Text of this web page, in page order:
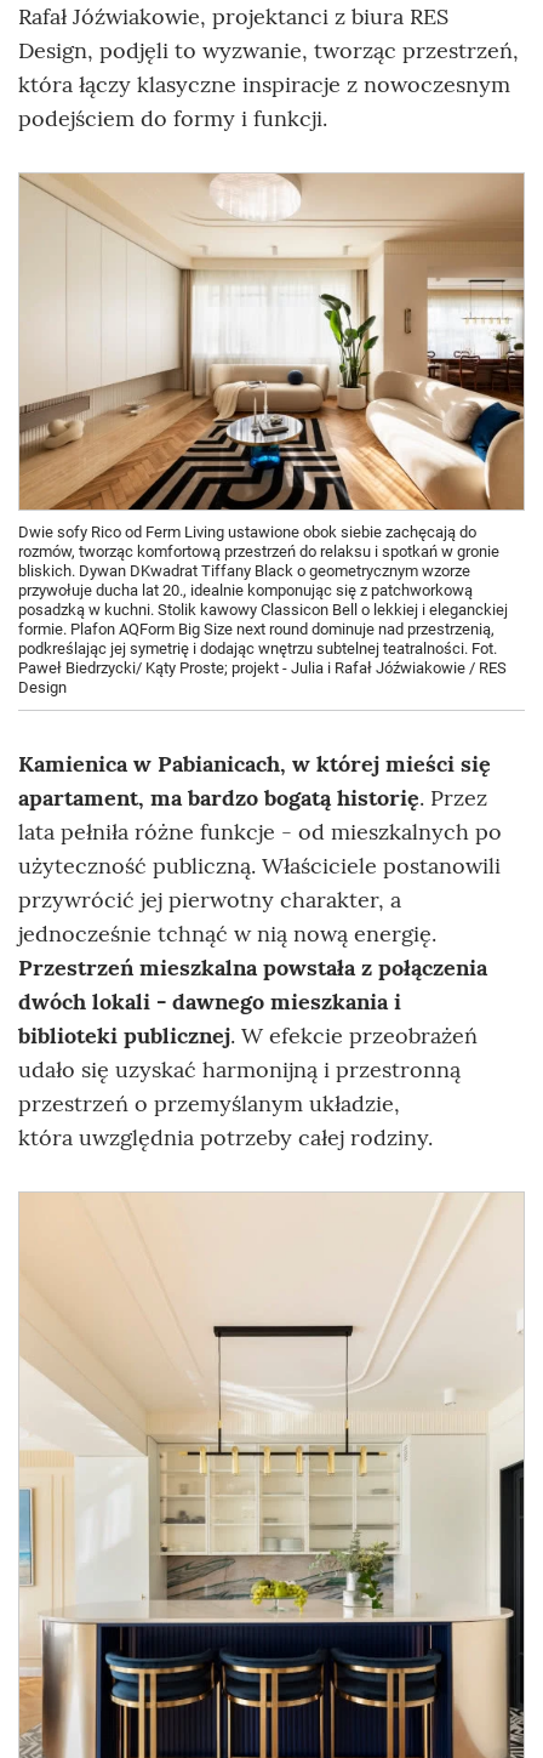
Rafał Jóźwiakowie, projektanci z biura RES
Design, podjęli to wyzwanie, tworząc przestrzeń,
która łączy klasyczne inspiracje z nowoczesnym
podejściem do formy i funkcji.
Dwie sofy Rico od Ferm Living ustawione obok siebie zachęcają do
rozmów, tworząc komfortową przestrzeń do relaksu i spotkań w gronie
bliskich. Dywan DKwadrat Tiffany Black o geometrycznym wzorze
przywołuje ducha lat 20., idealnie komponując się z patchworkową
posadzką w kuchni. Stolik kawowy Classicon Bell o lekkiej i eleganckiej
formie. Plafon AQForm Big Size next round dominuje nad przestrzenią,
podkreślając jej symetrię i dodając wnętrzu subtelnej teatralności. Fot.
Paweł Biedrzycki/ Kąty Proste; projekt - Julia i Rafał Jóźwiakowie / RES
Design
Kamienica w Pabianicach, w której mieści się
apartament, ma bardzo bogatą historię. Przez
lata pełniła różne funkcje - od mieszkalnych po
użyteczność publiczną. Właściciele postanowili
przywrócić jej pierwotny charakter, a
jednocześnie tchnąć w nią nową energię.
Przestrzeń mieszkalna powstała z połączenia
dwóch lokali - dawnego mieszkania i
biblioteki publicznej. W efekcie przeobrażeń
udało się uzyskać harmonijną i przestronną
przestrzeń o przemyślanym układzie,
która uwzględnia potrzeby całej rodziny.